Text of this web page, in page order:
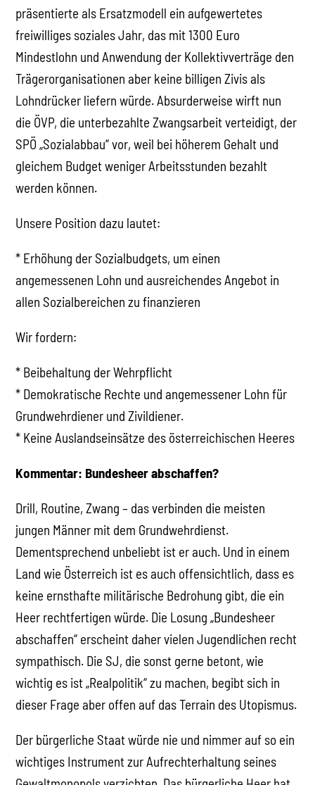
präsentierte als Ersatzmodell ein aufgewertetes
freiwilliges soziales Jahr, das mit 1300 Euro
Mindestlohn und Anwendung der Kollektivverträge den
Trägerorganisationen aber keine billigen Zivis als
Lohndrücker liefern würde. Absurderweise wirft nun
die ÖVP, die unterbezahlte Zwangsarbeit verteidigt, der
SPÖ „Sozialabbau“ vor, weil bei höherem Gehalt und
gleichem Budget weniger Arbeitsstunden bezahlt
werden können.
Unsere Position dazu lautet:
* Erhöhung der Sozialbudgets, um einen
angemessenen Lohn und ausreichendes Angebot in
allen Sozialbereichen zu finanzieren
Wir fordern:
* Beibehaltung der Wehrpflicht
* Demokratische Rechte und angemessener Lohn für
Grundwehrdiener und Zivildiener.
* Keine Auslandseinsätze des österreichischen Heeres
Kommentar: Bundesheer abschaffen?
Drill, Routine, Zwang – das verbinden die meisten
jungen Männer mit dem Grundwehrdienst.
Dementsprechend unbeliebt ist er auch. Und in einem
Land wie Österreich ist es auch offensichtlich, dass es
keine ernsthafte militärische Bedrohung gibt, die ein
Heer rechtfertigen würde. Die Losung „Bundesheer
abschaffen“ erscheint daher vielen Jugendlichen recht
sympathisch. Die SJ, die sonst gerne betont, wie
wichtig es ist „Realpolitik“ zu machen, begibt sich in
dieser Frage aber offen auf das Terrain des Utopismus.
Der bürgerliche Staat würde nie und nimmer auf so ein
wichtiges Instrument zur Aufrechterhaltung seines